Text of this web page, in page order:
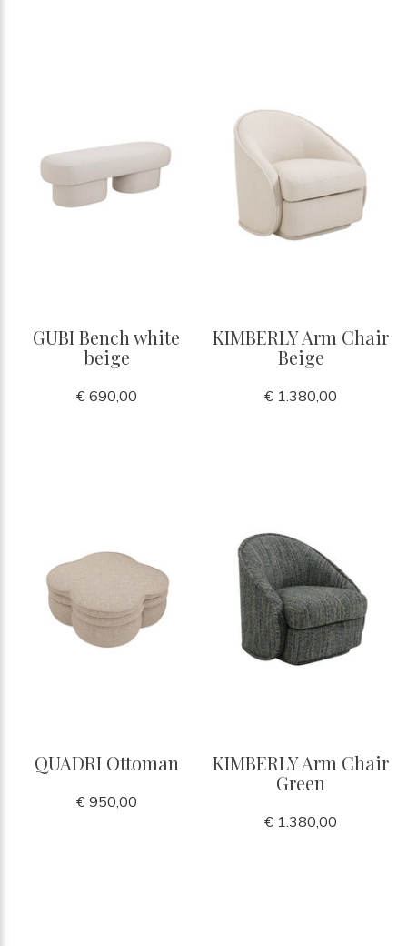
GUBI Bench white
beige
€ 690,00
KIMBERLY Arm Chair
Beige
€ 1.380,00
QUADRI Ottoman
€ 950,00
KIMBERLY Arm Chair
Green
€ 1.380,00